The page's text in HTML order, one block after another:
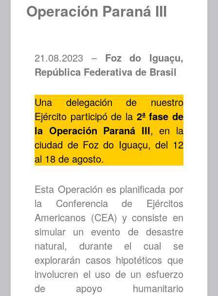
Operación Paraná III
21.08.2023 – Foz do Iguaçu,
República Federativa de Brasil
Una delegación de nuestro
Ejército participó de la 2ª fase de
la Operación Paraná III, en la
ciudad de Foz do Iguaçu, del 12
al 18 de agosto.
Esta Operación es planificada por
la Conferencia de Ejércitos
Americanos (CEA) y consiste en
simular un evento de desastre
natural, durante el cual se
explorarán casos hipotéticos que
involucren el uso de un esfuerzo
de apoyo humanitario